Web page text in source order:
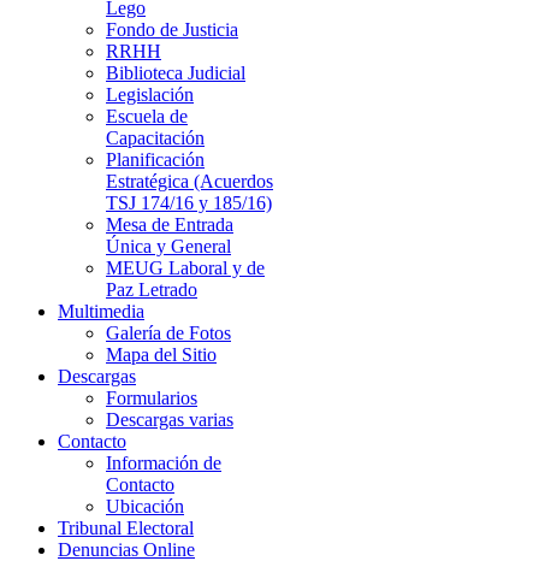
Lego
Fondo de Justicia
RRHH
Biblioteca Judicial
Legislación
Escuela de
Capacitación
Planificación
Estratégica (Acuerdos
TSJ 174/16 y 185/16)
Mesa de Entrada
Única y General
MEUG Laboral y de
Paz Letrado
Multimedia
Galería de Fotos
Mapa del Sitio
Descargas
Formularios
Descargas varias
Contacto
Información de
Contacto
Ubicación
Tribunal Electoral
Denuncias Online